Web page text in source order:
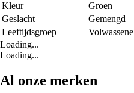
Kleur
Groen
Geslacht
Gemengd
Leeftijdsgroep
Volwassene
Loading...
Loading...
Al onze merken